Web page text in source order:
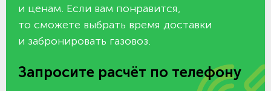
и ценам. Если вам понравится,
то сможете выбрать время доставки
и забронировать газовоз.
Запросите расчёт по телефону